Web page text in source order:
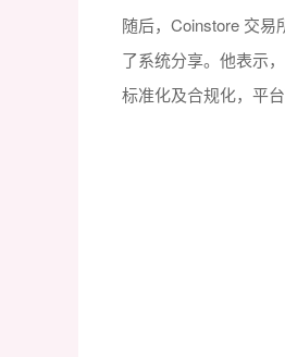
随后，Coinstore 交
了系统分享。他表示
标准化及合规化，平